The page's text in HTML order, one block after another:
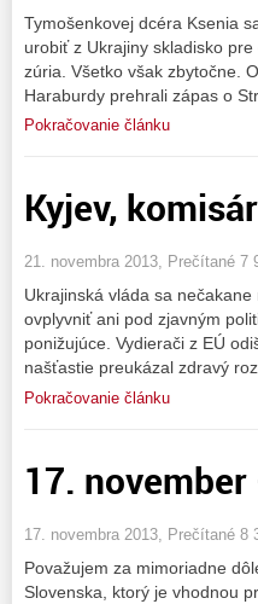
Tymošenkovej dcéra Ksenia
urobiť z Ukrajiny skladisko
zúria. Všetko však zbytočne.
Haraburdy prehrali zápas o
Pokračovanie článku
Kyjev,
21. novembra 2013, Prečítané 7
Ukrajinská vláda sa
ovplyvniť ani pod zjavným
ponižujúce. Vydierači z EÚ
našťastie preukázal zdravý
Pokračovanie článku
17.
17. novembra 2013, Prečítané 8
Považujem za mimoriadne
Slovenska, ktorý je vhodnou